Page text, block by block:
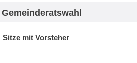
Gemeinderatswahl
Sitze mit Vorsteher